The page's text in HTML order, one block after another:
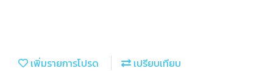
เพิ่มรายการโปรด
เปรียบเทียบ